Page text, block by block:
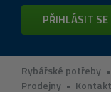
PŘIHLÁSIT SE
Rybářské potřeby •
Prodejny • Kontakt